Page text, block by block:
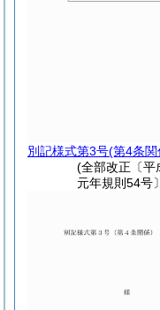
別記様式第3号(第4条関
(全部改正〔平
元年規則54号